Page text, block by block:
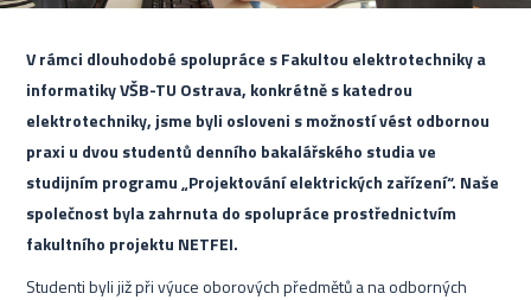
V rámci dlouhodobé spolupráce s Fakultou elektrotechniky a
informatiky VŠB-TU Ostrava, konkrétně s katedrou
elektrotechniky, jsme byli osloveni s možností vést odbornou
praxi u dvou studentů denního bakalářského studia ve
studijním programu „Projektování elektrických zařízení“. Naše
společnost byla zahrnuta do spolupráce prostřednictvím
fakultního projektu NETFEI.
Studenti byli již při výuce oborových předmětů a na odborných